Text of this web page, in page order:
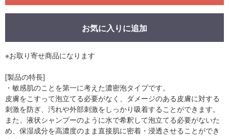
お気に入りに追加
※お取り寄せ商品になります
[製品の特長]
・敏感肌のことを第一に考えた濃密泡タイプです。
皮膚をこすって泡立てる必要がなく、ダメージのある皮膚に対する
刺激を防ぎ、汚れや外部刺激をしっかり吸着することができます。
また、液状シャンプーのように水で希釈して泡立てる必要がないた
め、保湿成分を高濃度のまま直接肌に密着・浸透させることができ